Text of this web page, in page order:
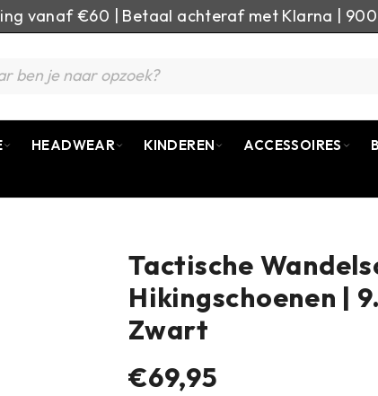
vanaf €60 | Betaal achteraf met Klarna |
HEADWEAR KINDEREN ACCESSOIRES
Tactische
Hikingschoenen |
Zwart
€69,95